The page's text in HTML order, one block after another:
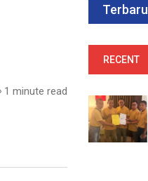
1 minute read
Terbaru
RECENT